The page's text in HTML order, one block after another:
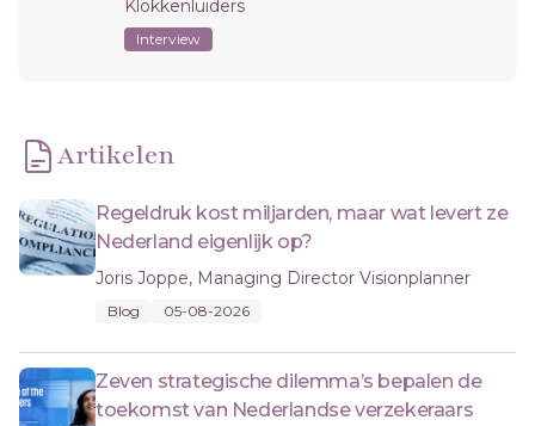
Klokkenluiders
Interview
Artikelen
Regeldruk kost miljarden, maar wat levert ze
Nederland eigenlijk op?
Joris Joppe, Managing Director Visionplanner
Blog 05-08-2026
Zeven strategische dilemma’s bepalen de
toekomst van Nederlandse verzekeraars